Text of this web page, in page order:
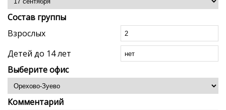
Состав группы
Взрослых
Детей до 14 лет
Выберите офис
Комментарий